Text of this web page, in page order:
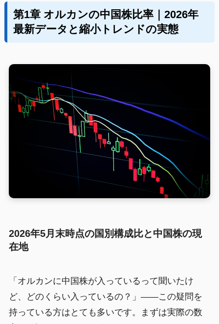
第1章 オルカンの中国株比率｜2026年
最新データと縮小トレンドの実態
2026年5月末時点の国別構成比と中国株の現
在地
「オルカンに中国株が入っているって聞いたけ
ど、どのくらい入っているの？」——この疑問を
持っている方はとても多いです。まずは実際の数